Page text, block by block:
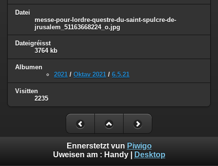
Datei
messe-pour-lordre-questre-du-saint-spulcre-de-
jrusalem_51163668224_o.jpg
Dateigréisst
3764 kb
Albumen
2021 / Oktav 2021 / 6.5.21
Visitten
2235
Ennerstetzt vun Piwigo
Uweisen am : Handy| Desktop